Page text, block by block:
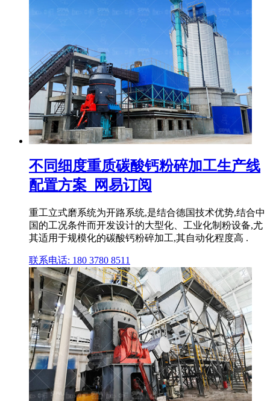
不同细度重质碳酸钙粉碎加工生产线
配置方案_网易订阅
重工立式磨系统为开路系统,是结合德国技术优势,结合中
国的工况条件而开发设计的大型化、工业化制粉设备,尤
其适用于规模化的碳酸钙粉碎加工,其自动化程度高 .
联系电话: 180 3780 8511